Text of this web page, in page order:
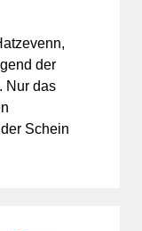
der
Nur das
Schein